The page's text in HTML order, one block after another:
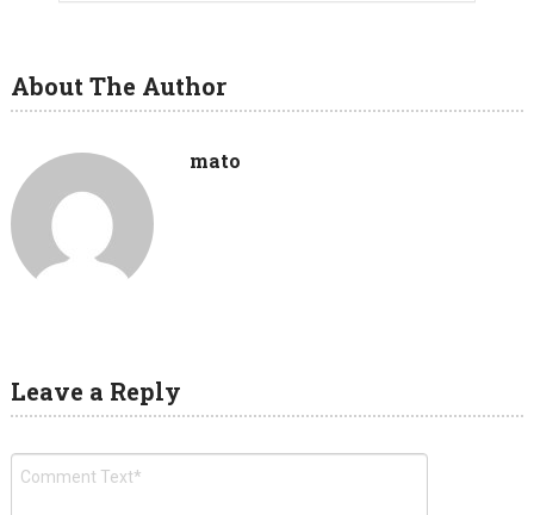
About The Author
mato
Leave a Reply